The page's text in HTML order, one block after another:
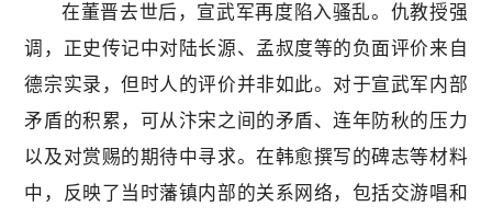
在董晋去世后，宣武军再度陷入骚乱。仇教授强
调，正史传记中对陆长源、孟叔度等的负面评价来自
德宗实录，但时人的评价并非如此。对于宣武军内部
矛盾的积累，可从汴宋之间的矛盾、连年防秋的压力
以及对赏赐的期待中寻求。在韩愈撰写的碑志等材料
中，反映了当时藩镇内部的关系网络，包括交游唱和